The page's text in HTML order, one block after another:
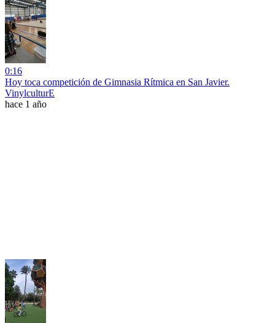
0:16
Hoy toca competición de Gimnasia Rítmica en San Javier.
VinylculturE
hace 1 año